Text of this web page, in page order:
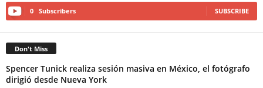
0 Subscribers SUBSCRIBE
Don't Miss
Spencer Tunick realiza sesión masiva en México, el fotógrafo
dirigió desde Nueva York